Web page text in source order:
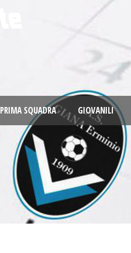
PRIMA SQUADRA GIOVANILI